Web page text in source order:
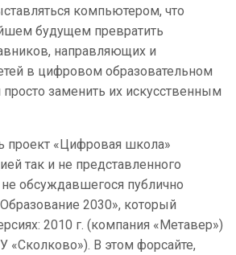
компьютером, что
будущем превратить
направляющих и
в цифровом образовательном
просто заменить их искусственным
«Цифровая школа»
так и не представленного
обсуждавшегося публично
2030», который
2010 г. (компания «Метавер»)
В этом форсайте,